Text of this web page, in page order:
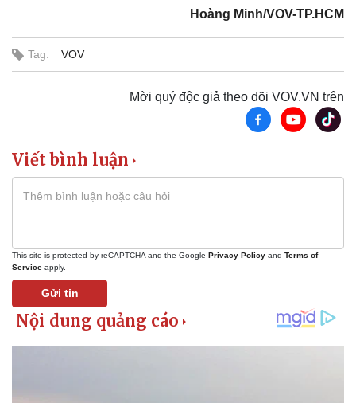
Dinh dưỡng - món ngon
Sản phụ khoa
Làm đẹp - giảm cân
Phòng mạch online
Ăn sạch sống khỏe
Hoàng Minh/VOV-TP.HCM
Tag: VOV
Mời quý độc giả theo dõi VOV.VN trên
Viết bình luận
This site is protected by reCAPTCHA and the Google Privacy Policy and Terms of
Service apply.
Gửi tin